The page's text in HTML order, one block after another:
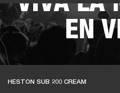
EN
El 1% de las compras
destina a apoyar a
HESTON SUB 200 CREAM